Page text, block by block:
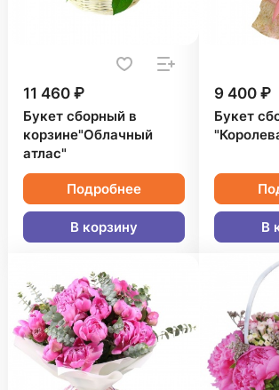
11 460 ₽
Букет сборный в
корзине"Облачный
атлас"
Подробнее
В корзину
9 400 ₽
Букет
В